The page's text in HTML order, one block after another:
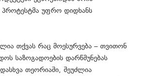
უფრო დიდხანს
თქვას რაც მოესურვება – თვითონ
საზოგადოების დარწმუნებას
თეორიაში, შეუძლია